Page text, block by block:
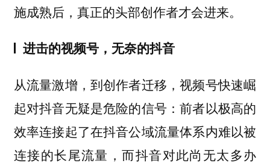
施成熟后，真正的头部创作者才会进来。
进击的视频号，无奈的抖音
从流量激增，到创作者迁移，视频号快速崛
起对抖音无疑是危险的信号：前者以极高的
效率连接起了在抖音公域流量体系内难以被
连接的长尾流量，而抖音对此尚无太多办